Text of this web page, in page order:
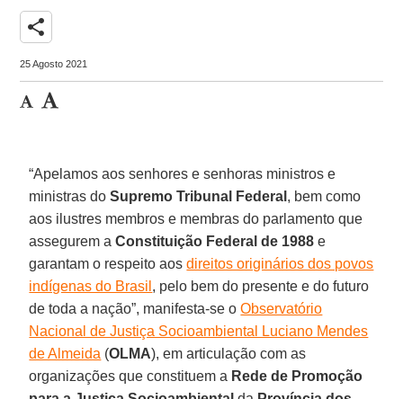
share
25 Agosto 2021
“Apelamos aos senhores e senhoras ministros e
ministras doSupremo Tribunal Federal , bem como
aos ilustres membros e membras do parlamento que
assegurem aConstituição Federal de 1988 e
garantam o respeito aosdireitos originários dos povos
indígenas do Brasil , pelo bem do presente e do futuro
de toda a nação”, manifesta-se oObservatório
Nacional de Justiça Socioambiental Luciano Mendes
de Almeida (OLMA), em articulação com as
organizações que constituem a Rede de Promoção